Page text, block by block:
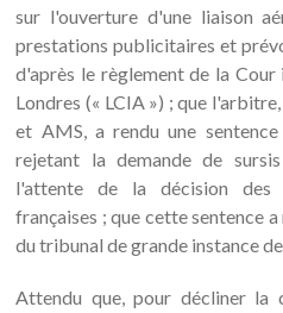
sur l'ouverture d'une liaison
prestations publicitaires et
d'après le règlement de la
Londres (« LCIA ») ; que
et AMS, a rendu une
rejetant la demande de
l'attente de la décision des
françaises ; que cette sentence
du tribunal de grande instance
Attendu que, pour décliner la